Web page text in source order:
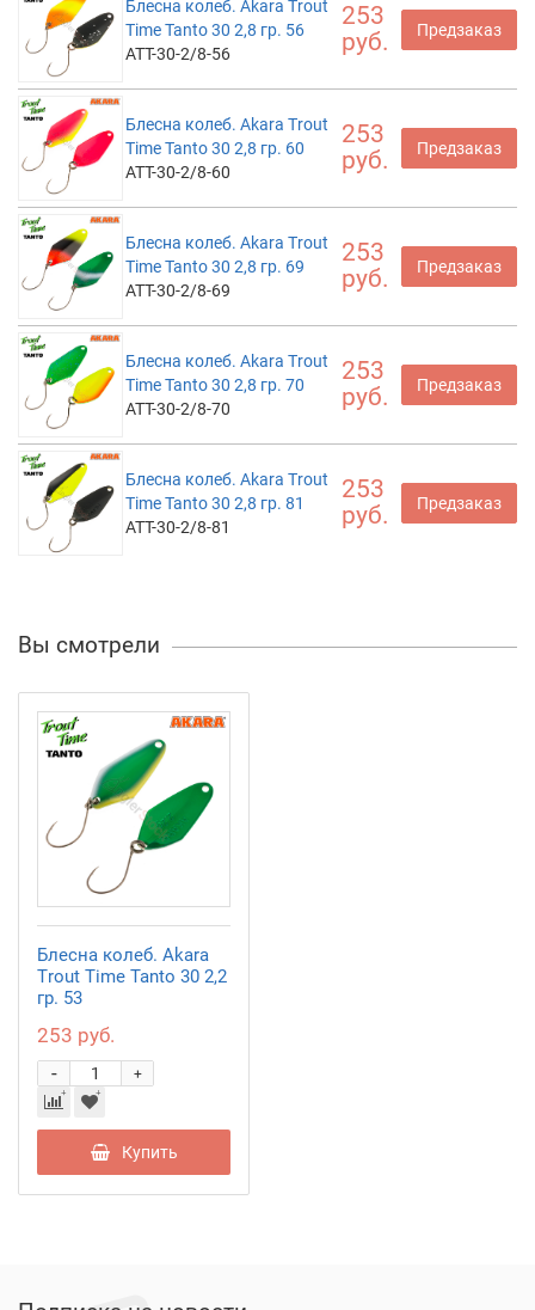
Блесна колеб. Akara Trout
Time Tanto 30 2,8 гр. 56
ATT-30-2/8-56
253
руб.
Предзаказ
Блесна колеб. Akara Trout
Time Tanto 30 2,8 гр. 60
ATT-30-2/8-60
253
руб.
Предзаказ
Блесна колеб. Akara Trout
Time Tanto 30 2,8 гр. 69
ATT-30-2/8-69
253
руб.
Предзаказ
Блесна колеб. Akara Trout
Time Tanto 30 2,8 гр. 70
ATT-30-2/8-70
253
руб.
Предзаказ
Блесна колеб. Akara Trout
Time Tanto 30 2,8 гр. 81
ATT-30-2/8-81
253
руб.
Предзаказ
Вы смотрели
Блесна колеб. Akara
Trout Time Tanto 30 2,2
гр. 53
253 руб.
+
-
Купить